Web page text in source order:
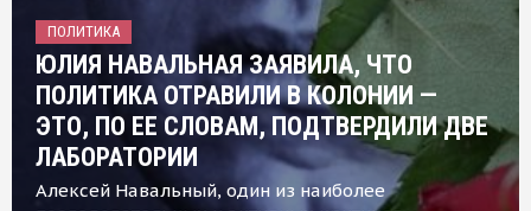
ПОЛИТИКА
ЮЛИЯ НАВАЛЬНАЯ ЗАЯВИЛА, ЧТО
ПОЛИТИКА ОТРАВИЛИ В КОЛОНИИ —
ЭТО, ПО ЕЕ СЛОВАМ, ПОДТВЕРДИЛИ ДВЕ
ЛАБОРАТОРИИ
Алексей Навальный, один из наиболее